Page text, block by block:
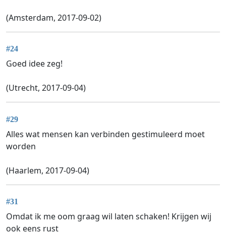
(Amsterdam, 2017-09-02)
#24
Goed idee zeg!
(Utrecht, 2017-09-04)
#29
Alles wat mensen kan verbinden gestimuleerd moet
worden
(Haarlem, 2017-09-04)
#31
Omdat ik me oom graag wil laten schaken! Krijgen wij
ook eens rust